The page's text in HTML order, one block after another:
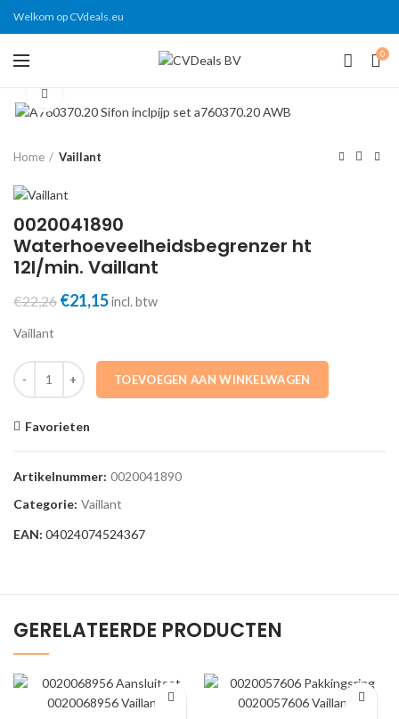
Welkom op CVdeals.eu
0
Home Vaillant
0020041890
Waterhoeveelheidsbegrenzer ht
12l/min. Vaillant
€22,26 Oorspronkelijke
€22,26.
€21,15Huidige
€21,15.
incl. btw
Vaillant
0020041890 Waterhoeveelheidsbegrenzer ht 12l/min. Vaillant aantal
TOEVOEGEN AAN WINKELWAGEN
Favorieten
Artikelnummer: 0020041890
Categorie: Vaillant
EAN: 04024074524367
GERELATEERDE PRODUCTEN